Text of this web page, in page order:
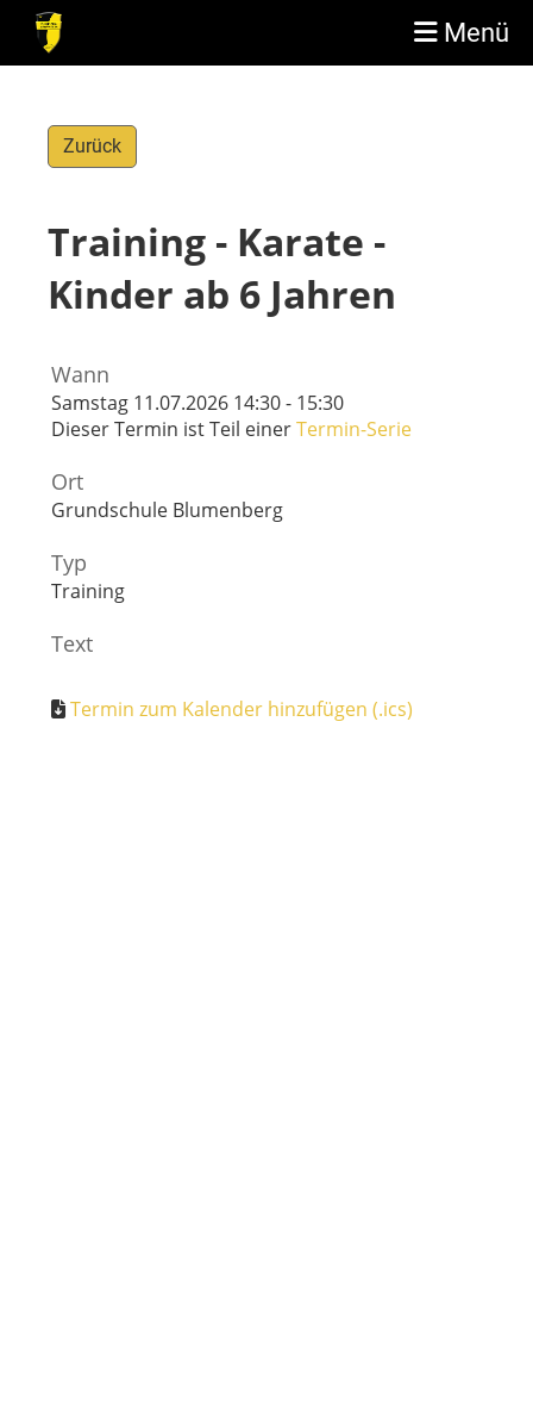
Menü
Zurück
Training - Karate -
Kinder ab 6 Jahren
Wann
Samstag 11.07.2026 14:30 - 15:30
Dieser Termin ist Teil einerTermin-Serie
Ort
Grundschule Blumenberg
Typ
Training
Text
Termin zum Kalender hinzufügen (.ics)